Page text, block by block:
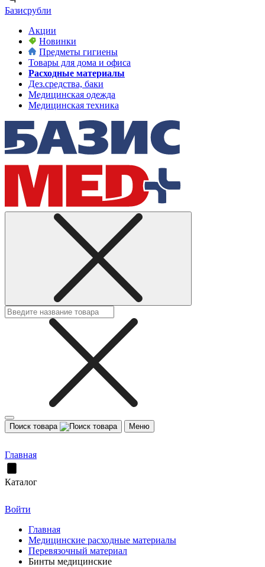
Базисрубли
Акции
Новинки
Предметы гигиены
Товары для дома и офиса
Расходные материалы
Дез.средства, баки
Медицинская одежда
Медицинская техника
Поиск товара Меню
Главная
Каталог
Войти
Главная
Медицинские расходные материалы
Перевязочный материал
Бинты медицинские